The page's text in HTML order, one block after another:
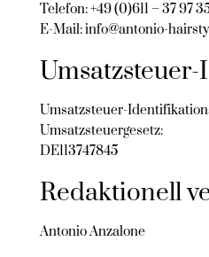
Telefon: +49 (0)611 – 37 97
E-Mail: info@antonio-
Umsatzsteuer-
Umsatzsteuer-
Umsatzsteuergesetz:
DE113747845
Redaktionell
Antonio Anzalone